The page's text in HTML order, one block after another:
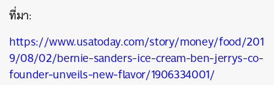
ที่มา:
https://www.usatoday.com/story/money/food/201
9/08/02/bernie-sanders-ice-cream-ben-jerrys-co-
founder-unveils-new-flavor/1906334001/